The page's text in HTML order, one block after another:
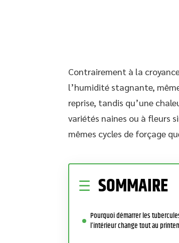
Contrairement à la
l’humidité stagnante,
reprise, tandis qu’une
variétés naines ou à fleurs
mêmes cycles de forçage
SOMMAIRE
Pourquoi démarrer les
l’intérieur change tout au